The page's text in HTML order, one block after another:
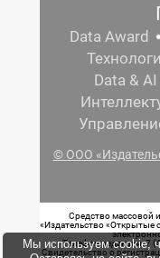
Data Award
Data & AI
© ООО
Средство массовой
«Издательство «Открытые
Телефон редакции: 7
Свидетельство о
Мы используем cookie,